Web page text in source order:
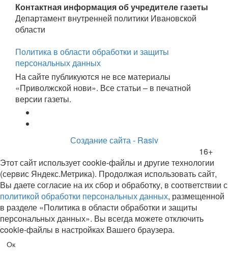
Контактная информация об учредителе газеты
Департамент внутренней политики Ивановской
области
Политика в области обработки и защиты
персональных данных
На сайте публикуются не все материалы
«Приволжской нови». Все статьи – в печатной
версии газеты.
Создание сайта - Rasiv
16+
Этот сайт использует cookie-файлы и другие технологии
(сервис Яндекс.Метрика). Продолжая использовать сайт,
Вы даете согласие на их сбор и обработку, в соответствии с
политикой обработки персональных данных, размещенной
в разделе «Политика в области обработки и защиты
персональных данных». Вы всегда можете отключить
cookie-файлы в настройках Вашего браузера.
Ок